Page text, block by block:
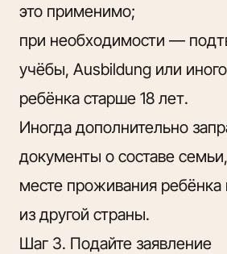
это применимо;
при необходимости —
учёбы, Ausbildung или иного
ребёнка старше 18 лет.
Иногда дополнительно
документы о составе
месте проживания ребёнка
из другой страны.
Шаг 3. Подайте заявление